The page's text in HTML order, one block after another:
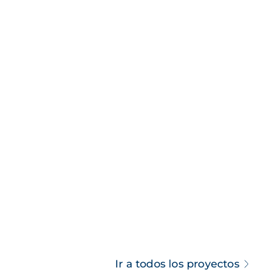
Ir a todos los proyectos